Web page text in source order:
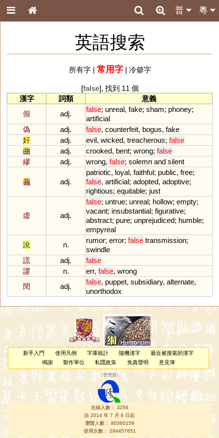
粵
普
英語搜索
所有字| 常用字| 冷僻字
[false], 找到 11 個
漢字
詞類
意義
假
adj.
false; unreal, fake; sham; phoney;
artificial
偽
adj. false, counterfeit, bogus, fake
奸
adj. evil, wicked, treacherous; false
曲
adj. crooked, bent; wrong; false
繆
adj. wrong, false; solemn and silent
義 adj.
patriotic, loyal, faithful; public, free;
false, artificial; adopted, adoptive;
rightious; equitable; just
虛 adj.
false; untrue; unreal; hollow; empty;
vacant; insubstantial; figurative;
abstract; pure; unprejudiced; humble;
empyreal
訛
n.
rumor; error; false transmission;
swindle
謊
adj.
false
謬
n. err, false, wrong
閏
adj.
false, puppet, subsidiary, alternate,
unorthodox
新手入門 使用凡例 字庫統計 隨機漢字
最近被搜索的漢字
鳴謝
製作單位 私隱政策 免責聲明 意見簿
（管理員 ）
在線人數： 3256
自 2014 年 7 月 8 日起
瀏覽人數： 80360159
使用次數： 294457651